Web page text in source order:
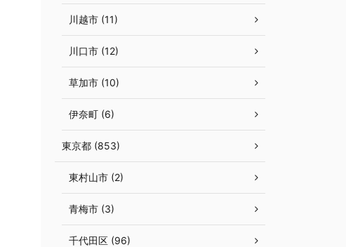
川越市 (11)
川口市 (12)
草加市 (10)
伊奈町 (6)
東京都 (853)
東村山市 (2)
青梅市 (3)
千代田区 (96)